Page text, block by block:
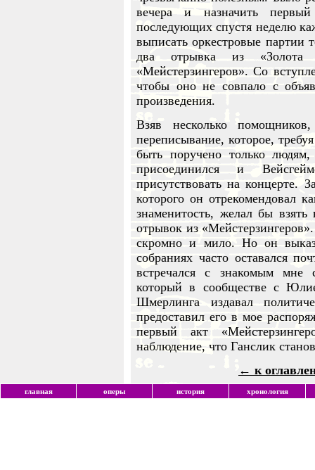
вечера и назначить
последующих спустя неделю
выписать оркестровые партии
два отрывка из
«Мейстерзингеров». Со
чтобы оно не совпало с
произведения.
Взяв несколько
переписывание, которое,
быть поручено только
присоединился и
присутствовать на концерте.
которого он отрекомендовал
знаменитость, желал бы
отрывок из
скромно и мило. Но он
собраниях часто оставался
встречался с знакомым
который в сообществе с
Шмерлинга издавал
предоставил его в мое
первый акт
наблюдение, что Ганслик
← к
главная оперы история хронология